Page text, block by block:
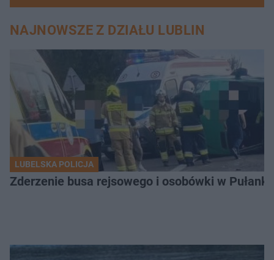
NAJNOWSZE Z DZIAŁU LUBLIN
LUBELSKA POLICJA
Zderzenie busa rejsowego i osobówki w